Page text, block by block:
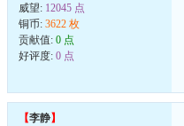
威望: 12045 点
铜币: 3622 枚
贡献值: 0 点
好评度: 0 点
【李静】